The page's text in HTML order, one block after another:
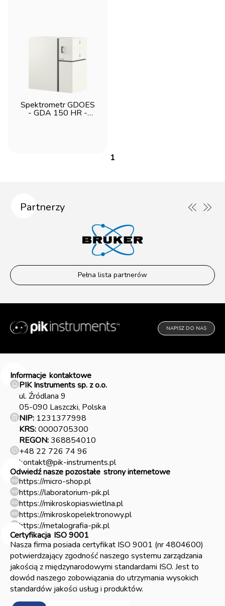
Spektrometr GDOES
- GDA 150 HR -
1
Partnerzy
Pełna lista partnerów
NAPISZ DO NAS
Informacje kontaktowe
PIK Instruments sp. z o.o.
ul. Źródlana 9
05-090 Laszczki, Polska
NIP: 1231377998
KRS:0000705300
REGON:368854010
+48 22 726 74 96
kontakt@pik-instruments.pl
Odwiedź nasze pozostałe strony internetowe
https://micro-shop.pl
https://laboratorium-pik.pl
https://mikroskopiaswietlna.pl
https://mikroskopelektronowy.pl
https://metalografia-pik.pl
Certyfikacja ISO 9001
Nasza firma posiada certyfikat ISO 9001 (nr 4804600)
potwierdzający zgodność naszego systemu zarządzania
jakością z międzynarodowymi standardami ISO. Jest to
dowód naszego zobowiązania do utrzymania wysokich
standardów jakości usług i produktów.